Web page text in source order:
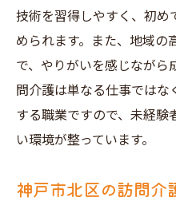
法
訪問介護求人で
未経験者におす
け方
神戸市北区での
書類
ポイント
技術を習得しやすく、初め
められます。また、地域の
で、やりがいを感じながら
問介護は単なる仕事では
する職業ですので、未経験
い環境が整っています。
神戸市北区の訪問介